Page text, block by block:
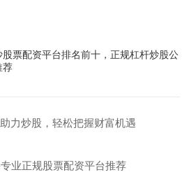
股票配资平台排名前十，正规杠杆炒股公
荐
力炒股，轻松把握财富机遇
业正规股票配资平台推荐